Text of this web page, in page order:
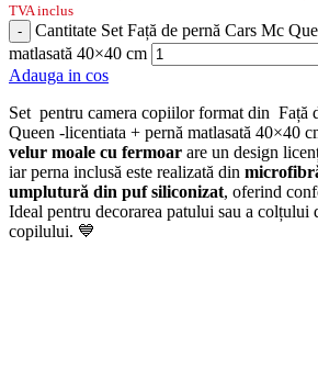
TVA inclus
-
Cantitate Set Față de pernă Cars Mc
matlasată 40×40 cm
Adauga in cos
Set pentru camera copiilor format din Față
Queen -licentiata + pernă matlasată 40×40
velur moale cu fermoar are un design
iar perna inclusă este realizată din
umplutură din puf siliconizat, oferind
Ideal pentru decorarea patului sau a colțului
copilului. 💙